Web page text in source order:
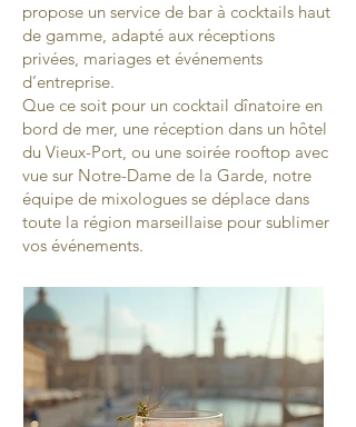
propose un service de bar à cocktails haut
de gamme, adapté aux réceptions
privées, mariages et événements
d’entreprise.
Que ce soit pour un cocktail dînatoire en
bord de mer, une réception dans un hôtel
du Vieux-Port, ou une soirée rooftop avec
vue sur Notre-Dame de la Garde, notre
équipe de mixologues se déplace dans
toute la région marseillaise pour sublimer
vos événements.